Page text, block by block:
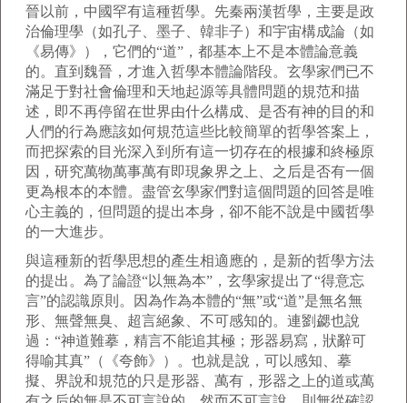
晉以前，中國罕有這種哲學。先秦兩漢哲學，主要是政
治倫理學（如孔子、墨子、韓非子）和宇宙構成論（如
《易傳》），它們的“道”，都基本上不是本體論意義
的。直到魏晉，才進入哲學本體論階段。玄學家們已不
滿足于對社會倫理和天地起源等具體問題的規范和描
述，即不再停留在世界由什么構成、是否有神的目的和
人們的行為應該如何規范這些比較簡單的哲學答案上，
而把探索的目光深入到所有這一切存在的根據和終極原
因，研究萬物萬事萬有即現象界之上、之后是否有一個
更為根本的本體。盡管玄學家們對這個問題的回答是唯
心主義的，但問題的提出本身，卻不能不說是中國哲學
的一大進步。
與這種新的哲學思想的產生相適應的，是新的哲學方法
的提出。為了論證“以無為本”，玄學家提出了“得意忘
言”的認識原則。因為作為本體的“無”或“道”是無名無
形、無聲無臭、超言絕象、不可感知的。連劉勰也說
過：“神道難摹，精言不能追其極；形器易寫，狀辭可
得喻其真”（《夸飾》）。也就是說，可以感知、摹
擬、界說和規范的只是形器、萬有，形器之上的道或萬